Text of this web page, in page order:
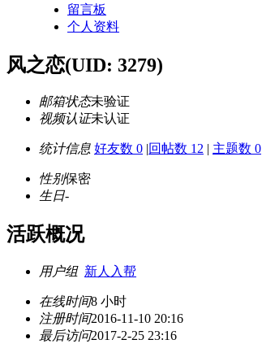
留言板
个人资料
风之恋(UID: 3279)
邮箱状态未验证
视频认证未认证
统计信息 好友数 0 |回帖数 12 | 主题数 0
性别保密
生日-
活跃概况
用户组 新人入帮
在线时间8 小时
注册时间2016-11-10 20:16
最后访问2017-2-25 23:16